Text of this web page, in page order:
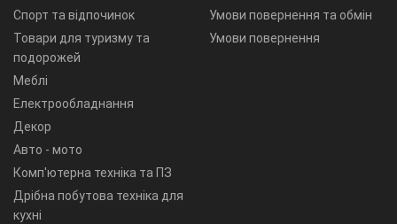
Спорт та відпочинок
Товари для туризму та
подорожей
Меблі
Електрообладнання
Декор
Авто - мото
Комп'ютерна техніка та ПЗ
Дрібна побутова техніка для
кухні
Умови повернення та обмін
Умови повернення